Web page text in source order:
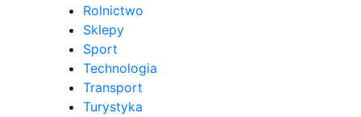
Rolnictwo
Sklepy
Sport
Technologia
Transport
Turystyka